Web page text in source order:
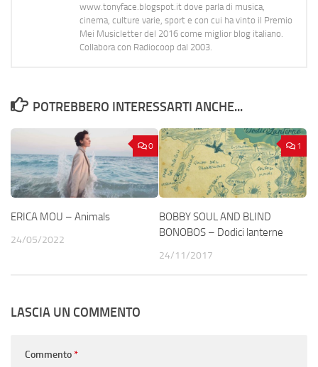
www.tonyface.blogspot.it dove parla di musica,
cinema, culture varie, sport e con cui ha vinto il Premio
Mei Musicletter del 2016 come miglior blog italiano.
Collabora con Radiocoop dal 2003.
POTREBBERO INTERESSARTI ANCHE...
0
ERICA MOU – Animals
24/05/2022
1
BOBBY SOUL AND BLIND
BONOBOS – Dodici lanterne
24/11/2017
LASCIA UN COMMENTO
Commento*